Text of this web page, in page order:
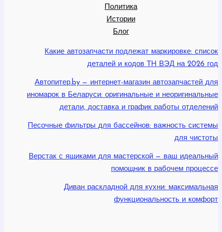
Политика
Истории
Блог
Какие автозапчасти подлежат маркировке: список
деталей и кодов ТН ВЭД на 2026 год
Автопитер.by — интернет-магазин автозапчастей для
иномарок в Беларуси: оригинальные и неоригинальные
детали, доставка и график работы отделений
Песочные фильтры для бассейнов: важность системы
для чистоты
Верстак с ящиками для мастерской — ваш идеальный
помощник в рабочем процессе
Диван раскладной для кухни: максимальная
функциональность и комфорт